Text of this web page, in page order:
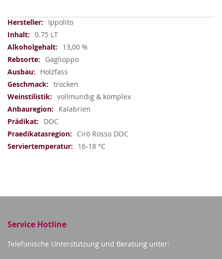
Weitere
Informationen
Ippolito
0.75 LT
13,00 %
Gaglioppo
Holzfass
trocken
vollmundig & komplex
Kalabrien
DOC
Cirò Rosso DOC
16-18 °C
Service Hotline
Telefonische Unterstützung und Beratung unter: